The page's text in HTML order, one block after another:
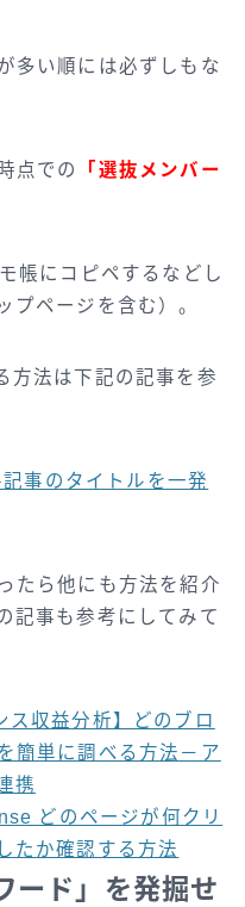
多い順には必ずしもな
点での
「選抜メンバー
帳にコピペするなどし
プページを含む）。
方法は下記の記事を参
事のタイトルを一発
たら他にも方法を紹介
記事も参考にしてみて
ス収益分析】どのブロ
簡単に調べる方法－ア
携
どのページが何クリ
たか確認する方法
ード」を発掘せ